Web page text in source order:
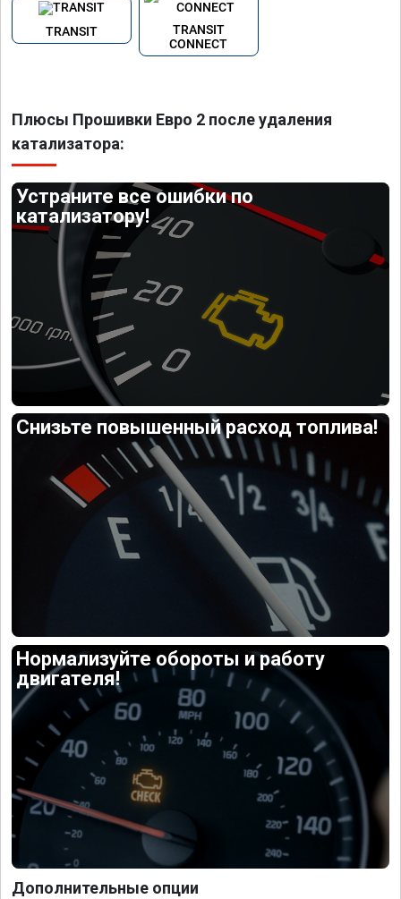
TRANSIT
TRANSIT
CONNECT
Плюсы Прошивки Евро 2 после удаления
катализатора:
Устраните все ошибки по
катализатору!
Снизьте повышенный расход топлива!
Нормализуйте обороты и работу
двигателя!
Дополнительные опции